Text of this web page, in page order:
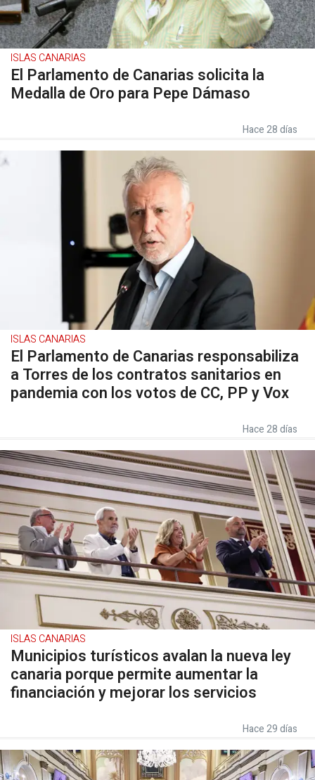
ISLAS CANARIAS
El Parlamento de Canarias solicita la
Medalla de Oro para Pepe Dámaso
Hace 28 días
ISLAS CANARIAS
El Parlamento de Canarias responsabiliza
a Torres de los contratos sanitarios en
pandemia con los votos de CC, PP y Vox
Hace 28 días
ISLAS CANARIAS
Municipios turísticos avalan la nueva ley
canaria porque permite aumentar la
financiación y mejorar los servicios
Hace 29 días